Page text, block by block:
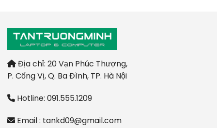
Địa chỉ: 20 Vạn Phúc Thượng,
P. Cống Vị, Q. Ba Đình, TP. Hà Nội
Hotline: 091.555.1209
Email : tankd09@gmail.com